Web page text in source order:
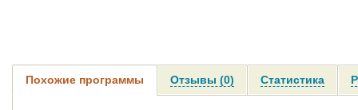
Похожие программы Отзывы (0) Статистика